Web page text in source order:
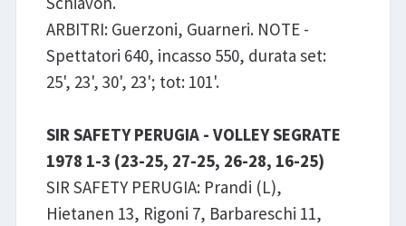
ARBITRI: Guerzoni, Guarneri. NOTE -
Spettatori 640, incasso 550, durata set:
25', 23', 30', 23'; tot: 101'.
SIR SAFETY PERUGIA - VOLLEY SEGRATE
1978 1-3 (23-25, 27-25, 26-28, 16-25)
SIR SAFETY PERUGIA: Prandi (L),
Hietanen 13, Rigoni 7, Barbareschi 11,